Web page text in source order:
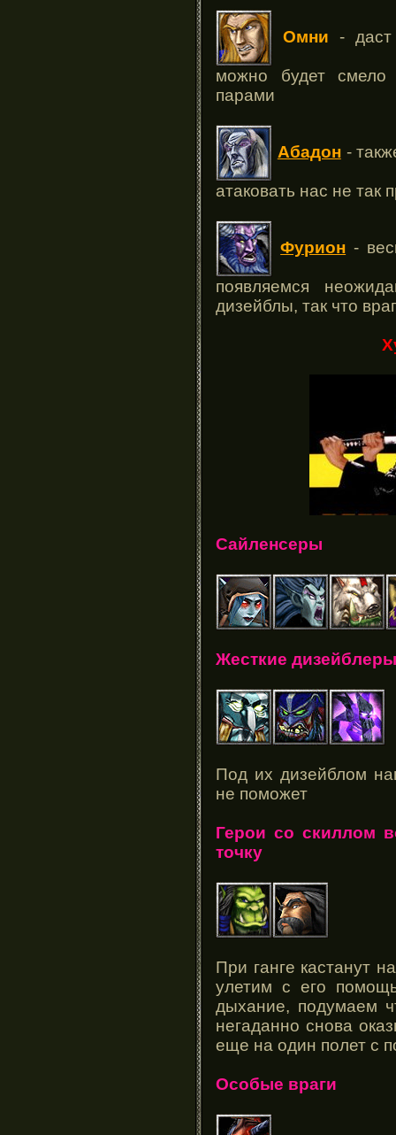
Омни - даст
можно будет
парами
Абадон-
атаковать нас не так
Фурион -
появляемся
дизейблы, так что
Сайленсеры
Жесткие дизейблеры
Под их дизейблом
не поможет
Герои со скиллом
точку
При ганге кастанут
улетим с его
дыхание, подумаем
негаданно снова
еще на один полет с
Особые враги